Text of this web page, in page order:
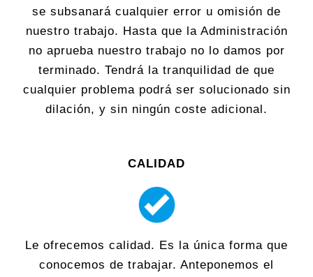
se subsanará cualquier error u omisión de
nuestro trabajo. Hasta que la Administración
no aprueba nuestro trabajo no lo damos por
terminado. Tendrá la tranquilidad de que
cualquier problema podrá ser solucionado sin
dilación, y sin ningún coste adicional.
CALIDAD
Le ofrecemos calidad. Es la única forma que
conocemos de trabajar. Anteponemos el